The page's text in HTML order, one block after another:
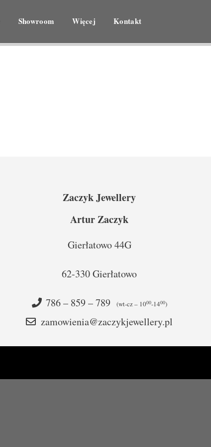
Showroom Więcej Kontakt
Zaczyk Jewellery
Artur Zaczyk
Gierłatowo 44G
62-330 Gierłatowo
786 – 859 – 789 (wt-cz – 1000-1400)
zamowienia@zaczykjewellery.pl